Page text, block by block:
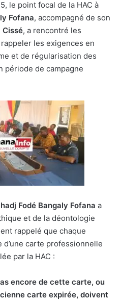
le point focal de la HAC à
Fofana, accompagné de son
Cissé, a rencontré les
les exigences en
et de régularisation des
période de campagne
Fodé Bangaly Fofana a
et de la déontologie
rappelé que chaque
carte professionnelle
par la HAC :
encore de cette carte, ou
carte expirée, doivent